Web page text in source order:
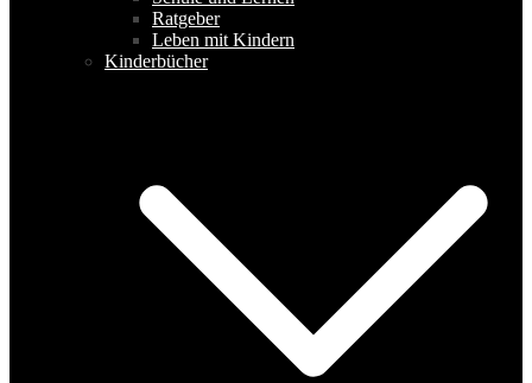
Ratgeber
Leben mit Kindern
Kinderbücher